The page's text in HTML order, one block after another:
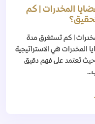
المخدرات | كم
| كم تستغرق مدة
المخدرات هي الاستراتيجية
حيث تعتمد على فهم دقيق